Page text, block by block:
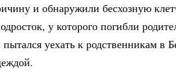
и обнаружили бесхозную
у которого погибли
уехать к родственникам